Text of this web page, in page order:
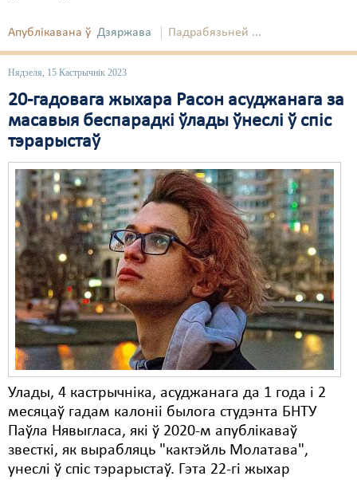
Апублікавана ў Дзяржава Падрабязьней ...
Нядзеля, 15 Кастрычнік 2023
20-гадовага жыхара Расон асуджанага за
масавыя беспарадкі ўлады ўнеслі ў спіс
тэрарыстаў
Улады, 4 кастрычніка, асуджанага да 1 года і 2
месяцаў гадам калоніі былога студэнта БНТУ
Паўла Нявыгласа, які ў 2020-м апублікаваў
звесткі, як вырабляць "кактэйль Молатава",
унеслі ў спіс тэрарыстаў. Гэта 22-гі жыхар